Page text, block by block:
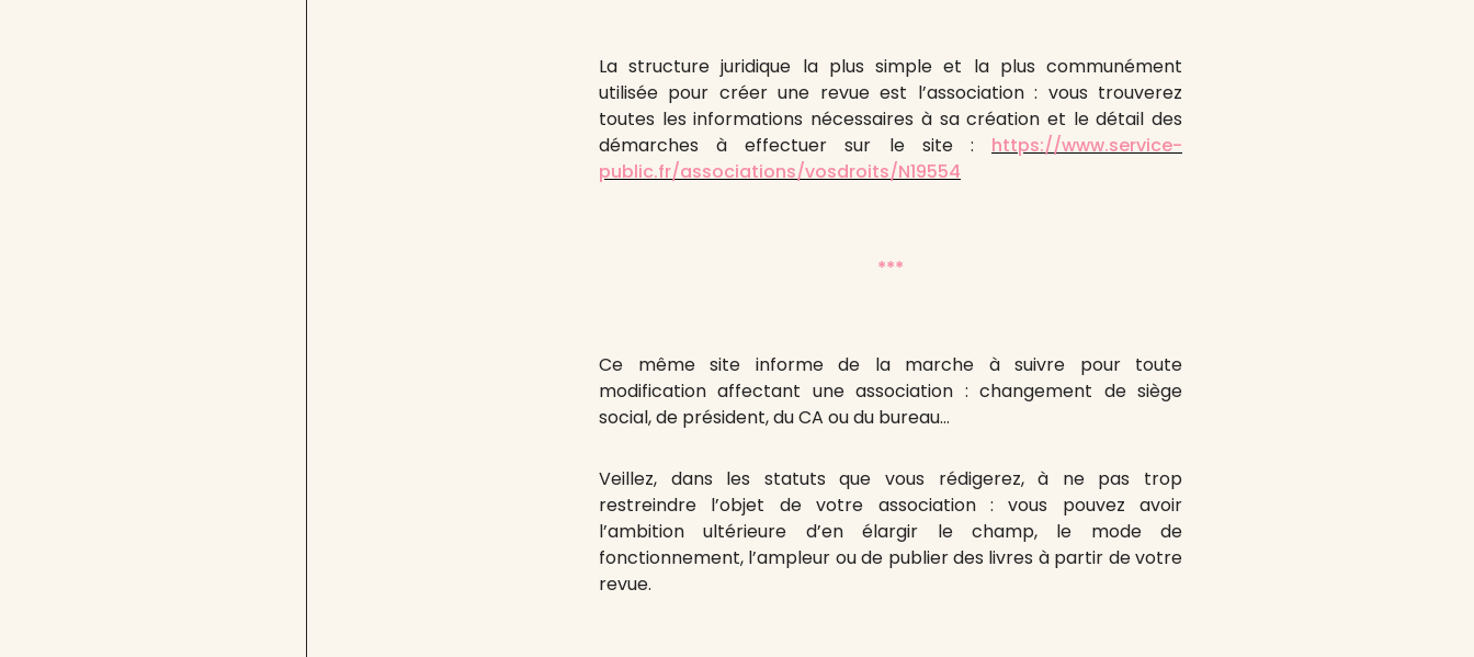
La structure juridique la plus simple et la plus communément
utilisée pour créer une revue est l’association : vous trouverez
toutes les informations nécessaires à sa création et le détail des
démarches à effectuer sur le site : https://www.service-
public.fr/associations/vosdroits/N19554
***
Ce même site informe de la marche à suivre pour toute
modification affectant une association : changement de siège
social, de président, du CA ou du bureau…
Veillez, dans les statuts que vous rédigerez, à ne pas trop
restreindre l’objet de votre association : vous pouvez avoir
l’ambition ultérieure d’en élargir le champ, le mode de
fonctionnement, l’ampleur ou de publier des livres à partir de votre
revue.